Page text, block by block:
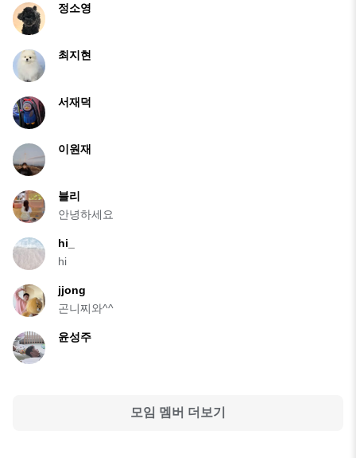
정소영
최지현
서재덕
이원재
블리
안녕하세요
hi_
hi
jjong
곤니찌와^^
윤성주
모임 멤버 더보기